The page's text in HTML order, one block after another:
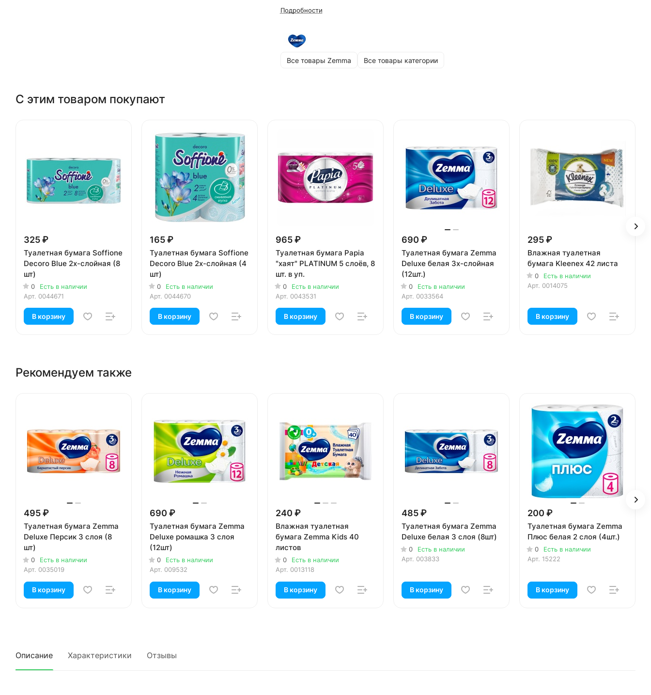
Подробности
Все товары Zemma Все товары категории
С этим товаром покупают
325 ₽
Туалетная бумага Soffione
Decoro Blue 2х-слойная (8
шт)
0
Есть в наличии
Арт. 0044671
В корзину
165 ₽
Туалетная бумага Soffione
Decoro Blue 2х-слойная (4
шт)
0
Есть в наличии
Арт. 0044670
В корзину
965 ₽
Туалетная бумага Papia
"хаят" PLATINUM 5 слоёв, 8
шт. в уп.
0
Есть в наличии
Арт. 0043531
В корзину
690 ₽
Туалетная бумага Zemma
Deluxe белая 3х-слойная
(12шт.)
0
Есть в наличии
Арт. 0033564
В корзину
295 ₽
Влажная туалетная
бумага Kleenex 42 листа
0
Есть в наличии
Арт. 0014075
В корзину
Рекомендуем также
495 ₽
Туалетная бумага Zemma
Deluxe Персик 3 слоя (8
шт)
0
Есть в наличии
Арт. 0035019
В корзину
690 ₽
Туалетная бумага Zemma
Deluxe ромашка 3 слоя
(12шт)
0
Есть в наличии
Арт. 009532
В корзину
240 ₽
Влажная туалетная
бумага Zemma Kids 40
листов
0
Есть в наличии
Арт. 0013118
В корзину
485 ₽
Туалетная бумага Zemma
Deluxe белая 3 слоя (8шт)
0
Есть в наличии
Арт. 003833
В корзину
200 ₽
Туалетная бумага Zemma
Плюс белая 2 слоя (4шт.)
0
Есть в наличии
Арт. 15222
В корзину
Описание Характеристики Отзывы